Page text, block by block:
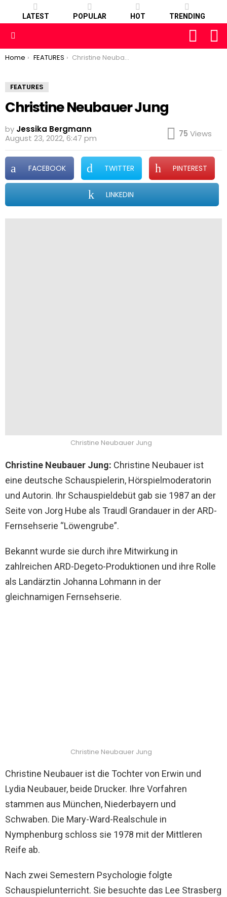
LATEST POPULAR HOT TRENDING
FOLLOW
You are here:
Home FEATURES Christine Neubauer Jung
FEATURES
Christine Neubauer Jung
by Jessika Bergmann
August 23, 2022, 6:47 pm
75 Views
FACEBOOK TWITTER PINTEREST
LINKEDIN
Christine Neubauer Jung
Christine Neubauer Jung: Christine Neubauer ist
eine deutsche Schauspielerin, Hörspielmoderatorin
und Autorin. Ihr Schauspieldebüt gab sie 1987 an der
Seite von Jorg Hube als Traudl Grandauer in der ARD-
Fernsehserie “Löwengrube”.
Bekannt wurde sie durch ihre Mitwirkung in
zahlreichen ARD-Degeto-Produktionen und ihre Rolle
als Landärztin Johanna Lohmann in der
gleichnamigen Fernsehserie.
Christine Neubauer Jung
Christine Neubauer ist die Tochter von Erwin und
Lydia Neubauer, beide Drucker. Ihre Vorfahren
stammen aus München, Niederbayern und
Schwaben. Die Mary-Ward-Realschule in
Nymphenburg schloss sie 1978 mit der Mittleren
Reife ab.
Nach zwei Semestern Psychologie folgte
Schauspielunterricht. Sie besuchte das Lee Strasberg